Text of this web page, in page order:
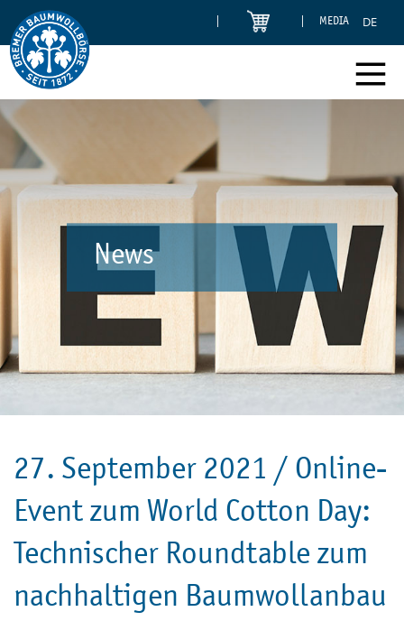
MEDIA DE
News
27. September 2021 / Online-
Event zum World Cotton Day:
Technischer Roundtable zum
nachhaltigen Baumwollanbau